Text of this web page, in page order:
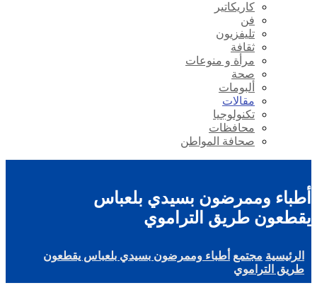
كاريكاتير
فن
تليفزيون
ثقافة
مرأة و منوعات
صحة
ألبومات
مقالات
تكنولوجيا
محافظات
صحافة المواطن
أطباء وممرضون بسيدي بلعباس
يقطعون طريق التراموي
الرئيسية مجتمع أطباء وممرضون بسيدي بلعباس يقطعون
طريق التراموي